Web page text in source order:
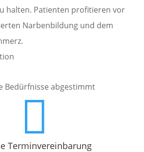
halten. Patienten profitieren vor
Narbenbildung und dem
Bedürfnisse abgestimmt

Terminvereinbarung